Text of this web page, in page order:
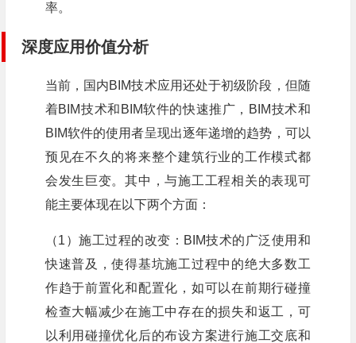
率。
深度应用价值分析
当前，国内BIM技术应用还处于初级阶段，但随
着BIM技术和BIM软件的快速推广，BIM技术和
BIM软件的使用者呈现出逐年递增的趋势，可以
预见在不久的将来整个建筑行业的工作模式都
会发生巨变。其中，与施工工程相关的表现可
能主要体现在以下两个方面：
（1）施工过程的改变：BIM技术的广泛使用和
快速普及，使得基坑施工过程中的绝大多数工
作趋于前置化和配置化，如可以在前期行碰撞
检查大幅减少在施工中存在的损失和返工，可
以利用碰撞优化后的布设方案进行施工交底和